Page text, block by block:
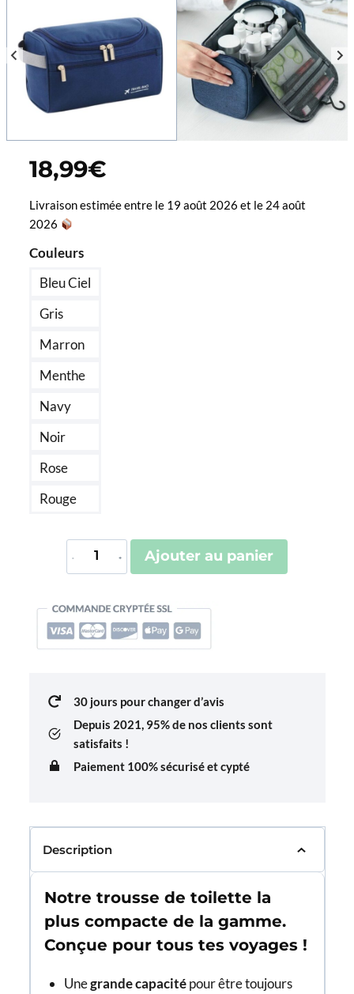
18,99€
Livraison estimée entre le 19 août 2026 et le 24 août
2026
Couleurs
Bleu Ciel
Gris
Marron
Menthe
Navy
Noir
Rose
Rouge
quantité
de
De
Toilette
Ajouter au panier
30 jours pour changer d’avis
Depuis 2021, 95% de nos clients sont
satisfaits !
Paiement 100% sécurisé et cypté
Description
Notre trousse de toilette la
plus compacte de la gamme.
Conçue pour tous tes voyages !
Unegrande capacitépour être toujours